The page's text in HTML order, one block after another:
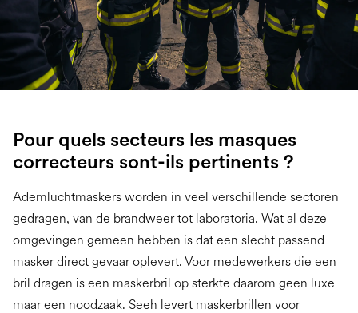
Pour quels secteurs les masques
correcteurs sont-ils pertinents ?
Ademluchtmaskers worden in veel verschillende sectoren
gedragen, van de brandweer tot laboratoria. Wat al deze
omgevingen gemeen hebben is dat een slecht passend
masker direct gevaar oplevert. Voor medewerkers die een
bril dragen is een maskerbril op sterkte daarom geen luxe
maar een noodzaak. Seeh levert maskerbrillen voor